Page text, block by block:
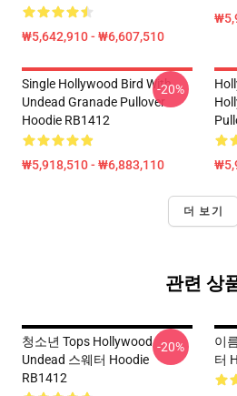
₩5,642,910 - ₩6,607,510
Single Hollywood Bird With
Undead Granade Pullover
Hoodie RB1412
₩5,918,510 - ₩6,883,110
-20%
더 보기
관련 상
청소년 Tops Hollywood
Undead 스웨터 Hoodie
RB1412
-20%
이
터